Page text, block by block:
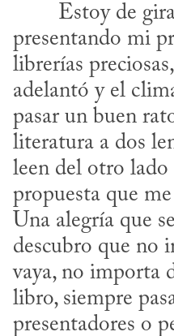
presentando mi
librerías
adelantó y el
pasar un buen
literatura a dos
leen del otro lado
propuesta que
Una alegría que
descubro que no
vaya, no importa
libro, siempre
presentadores o